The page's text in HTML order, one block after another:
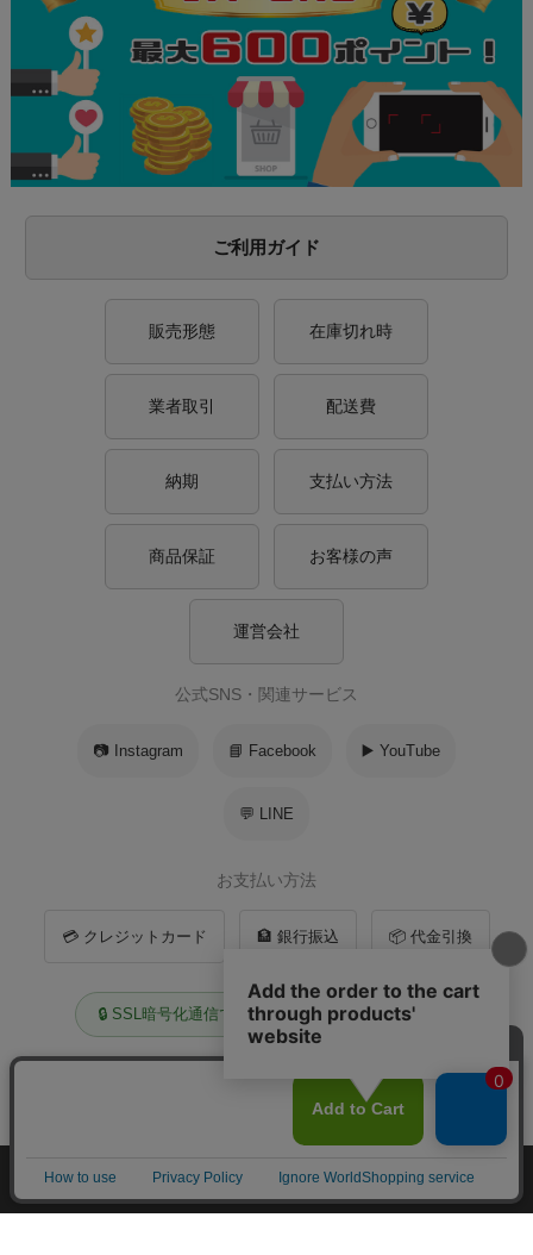
ご利用ガイド
販売形態 在庫切れ時
業者取引 配送費
納期 支払い方法
商品保証 お客様の声
運営会社
公式SNS・関連サービス
📷 Instagram 📘 Facebook ▶️ YouTube
💬 LINE
お支払い方法
💳 クレジットカード 🏦 銀行振込 📦 代金引換
🔒 SSL暗号化通信で安全にお買い物いただけます
個人情報の取扱い 特定商取引法 実店舗・商品管理センター